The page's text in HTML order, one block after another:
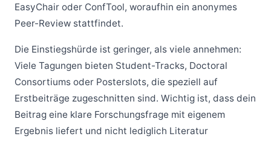
EasyChair oder ConfTool, woraufhin ein anonymes
Peer-Review stattfindet.
Die Einstiegshürde ist geringer, als viele annehmen:
Viele Tagungen bieten Student-Tracks, Doctoral
Consortiums oder Posterslots, die speziell auf
Erstbeiträge zugeschnitten sind. Wichtig ist, dass dein
Beitrag eine klare Forschungsfrage mit eigenem
Ergebnis liefert und nicht lediglich Literatur